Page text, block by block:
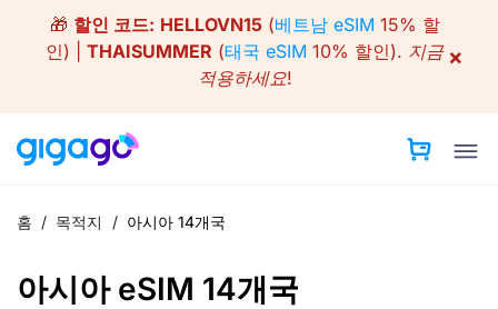
content
🎁 할인 코드: HELLOVN15(베트남 eSIM 15% 할
인) | THAISUMMER (태국 eSIM 10% 할인). 지금
적용하세요!
×
홈 / 목적지 / 아시아 14개국
아시아 eSIM 14개국